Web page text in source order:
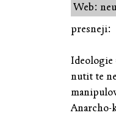
Web:
presneji:
Ideologie
nutit te
Anarcho-